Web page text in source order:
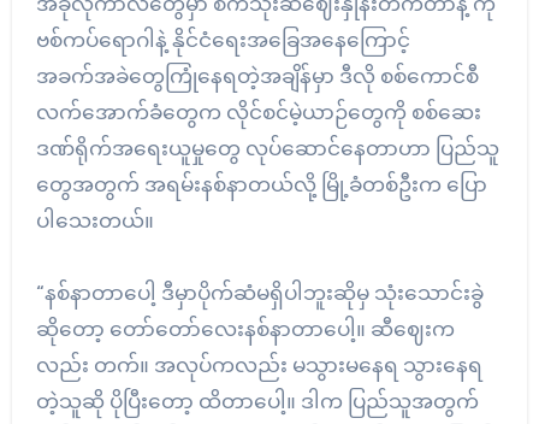
ဗစ်ကပ်ရောဂါနဲ့ နိုင်ငံရေးအခြေအနေကြောင့်
အခက်အခဲတွေကြုံနေရတဲ့အချိန်မှာ ဒီလို စစ်ကောင်စီ
လက်အောက်ခံတွေက လိုင်စင်မဲ့ယာဉ်တွေကို စစ်ဆေး
ဒဏ်ရိုက်အရေးယူမှုတွေ လုပ်ဆောင်နေတာဟာ ပြည်သူ
တွေအတွက် အရမ်းနစ်နာတယ်လို့ မြို့ခံတစ်ဦးက ပြော
ပါသေးတယ်။
“နစ်နာတာပေါ့ ဒီမှာပိုက်ဆံမရှိပါဘူးဆိုမှ သုံးသောင်းခွဲ
ဆိုတော့ တော်တော်လေးနစ်နာတာပေါ့။ ဆီဈေးက
လည်း တက်။ အလုပ်ကလည်း မသွားမနေရ သွားနေရ
တဲ့သူဆို ပိုပြီးတော့ ထိတာပေါ့။ ဒါက ပြည်သူအတွက်